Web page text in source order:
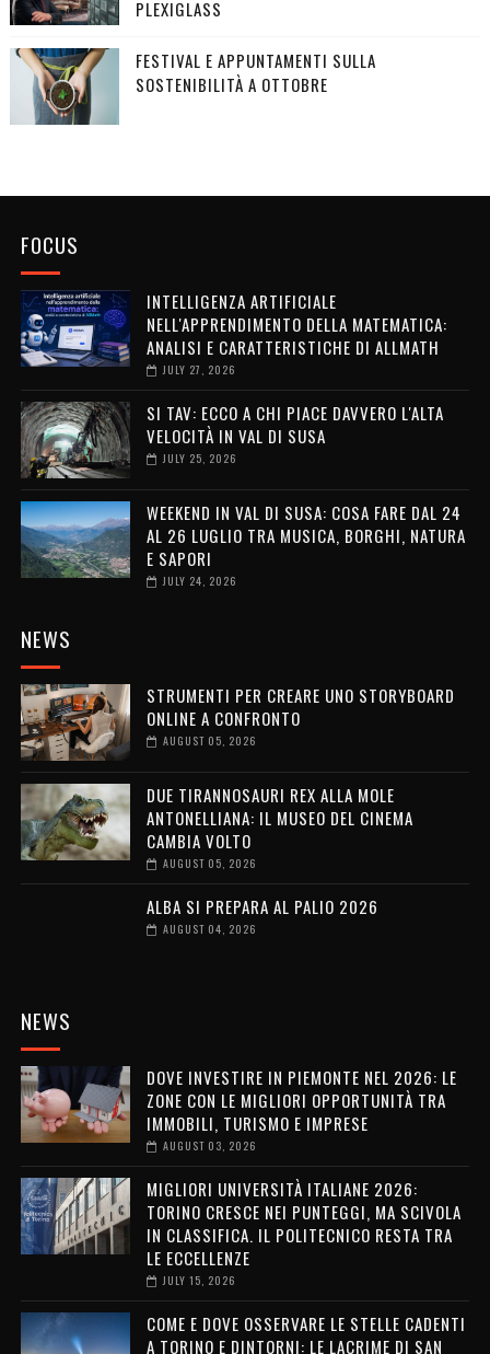
PLEXIGLASS
FESTIVAL E APPUNTAMENTI SULLA
SOSTENIBILITÀ A OTTOBRE
FOCUS
INTELLIGENZA ARTIFICIALE
NELL'APPRENDIMENTO DELLA MATEMATICA:
ANALISI E CARATTERISTICHE DI ALLMATH
JULY 27, 2026
SI TAV: ECCO A CHI PIACE DAVVERO L'ALTA
VELOCITÀ IN VAL DI SUSA
JULY 25, 2026
WEEKEND IN VAL DI SUSA: COSA FARE DAL 24
AL 26 LUGLIO TRA MUSICA, BORGHI, NATURA
E SAPORI
JULY 24, 2026
NEWS
STRUMENTI PER CREARE UNO STORYBOARD
ONLINE A CONFRONTO
AUGUST 05, 2026
DUE TIRANNOSAURI REX ALLA MOLE
ANTONELLIANA: IL MUSEO DEL CINEMA
CAMBIA VOLTO
AUGUST 05, 2026
ALBA SI PREPARA AL PALIO 2026
AUGUST 04, 2026
NEWS
DOVE INVESTIRE IN PIEMONTE NEL 2026: LE
ZONE CON LE MIGLIORI OPPORTUNITÀ TRA
IMMOBILI, TURISMO E IMPRESE
AUGUST 03, 2026
MIGLIORI UNIVERSITÀ ITALIANE 2026:
TORINO CRESCE NEI PUNTEGGI, MA SCIVOLA
IN CLASSIFICA. IL POLITECNICO RESTA TRA
LE ECCELLENZE
JULY 15, 2026
COME E DOVE OSSERVARE LE STELLE CADENTI
A TORINO E DINTORNI: LE LACRIME DI SAN